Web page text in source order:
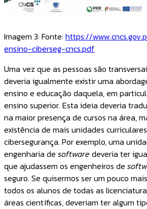
Imagem 3: Fonte: https://
ensino-ciberseg-cncs.pdf
Uma vez que as pessoas são
deveria igualmente existir uma
ensino e educação daquela, em
ensino superior. Esta ideia deveria
na maior presença de cursos na área,
existência de mais unidades
cibersegurança. Por exemplo, uma
engenharia de software deveria ter
que ajudassem os engenheiros de
seguro. Se quisermos ser um pouco
todos os alunos de todas as
áreas científicas, deveriam ter algum